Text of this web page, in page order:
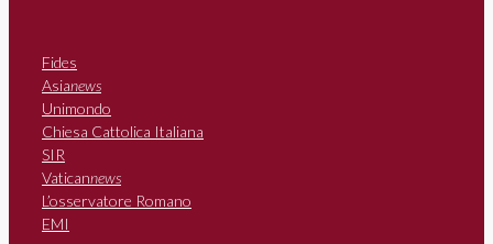
Fides
Asianews
Unimondo
Chiesa Cattolica Italiana
SIR
Vaticannews
L’osservatore Romano
EMI